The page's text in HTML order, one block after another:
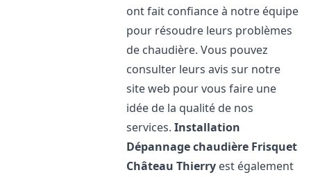
ont fait confiance à notre équipe
pour résoudre leurs problèmes
de chaudière. Vous pouvez
consulter leurs avis sur notre
site web pour vous faire une
idée de la qualité de nos
services.Installation
Dépannage chaudière Frisquet
Château Thierry est également